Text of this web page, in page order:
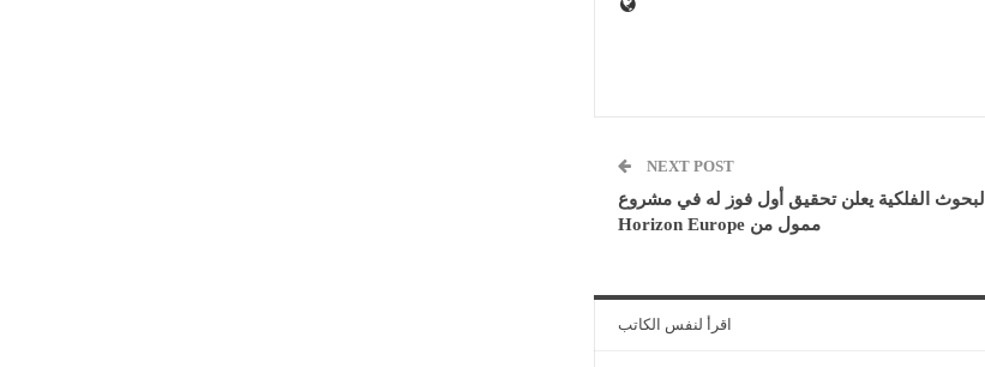
NEXT POST
البحوث الفلكية يعلن تحقيق أول فوز له في مشروع
ممول من Horizon Europe
اقرأ لنفس الكاتب